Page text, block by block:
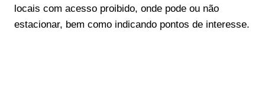
locais com acesso proibido, onde pode ou não
estacionar, bem como indicando pontos de interesse.